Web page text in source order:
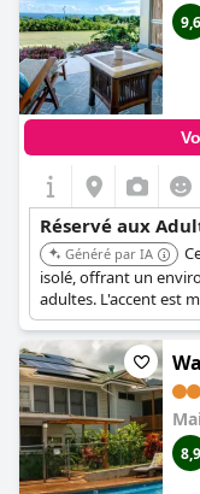
9,6
Réservé aux
Généré par IA
isolé, offrant un
adultes. L'accent est
paisible et intime.
8,9